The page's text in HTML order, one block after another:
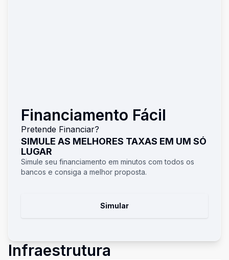
Financiamento Fácil
Pretende Financiar?
SIMULE AS MELHORES TAXAS EM UM SÓ
LUGAR
Simule seu financiamento em minutos com todos os
bancos e consiga a melhor proposta.
Simular
Infraestrutura